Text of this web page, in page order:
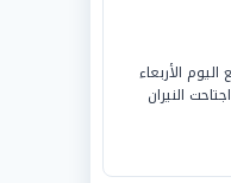
الأربعاء
النيران